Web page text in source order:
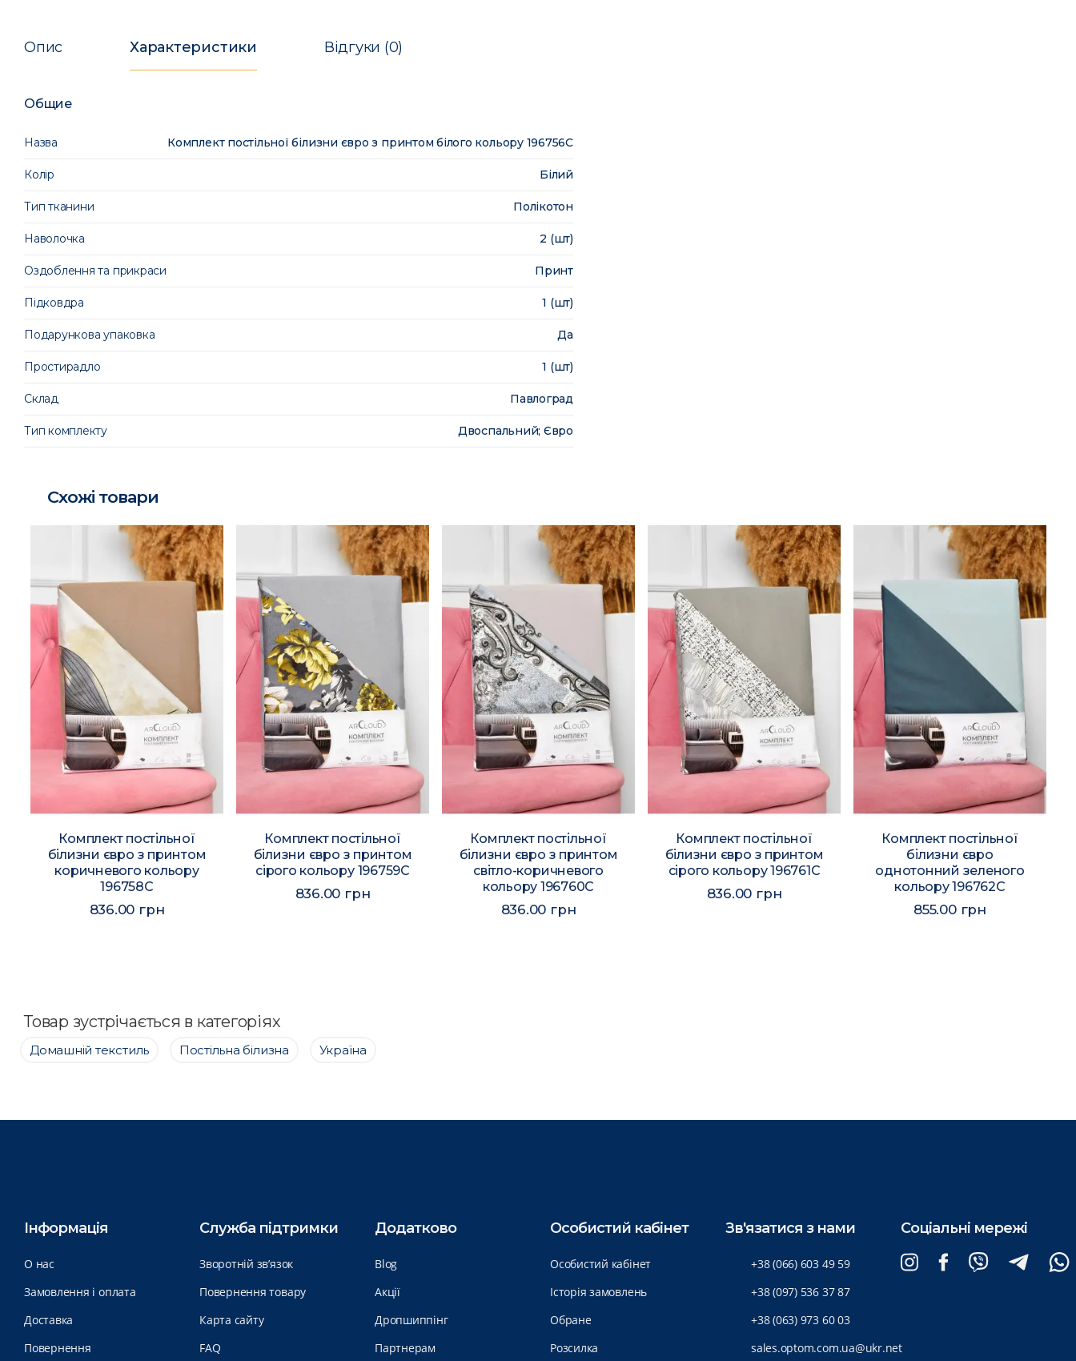
Опис Характеристики Відгуки (0)
Общие
Назва Комплект постільної білизни євро з принтом білого кольору 196756C
Колір Білий
Тип тканини Полікотон
Наволочка 2 (шт)
Оздоблення та прикраси Принт
Підковдра 1 (шт)
Подарункова упаковка Да
Простирадло 1 (шт)
Склад Павлоград
Тип комплекту Двоспальний; Євро
Схожі товари
Комплект постільної
білизни євро з принтом
коричневого кольору
196758C
836.00 грн
Комплект постільної
білизни євро з принтом
сірого кольору 196759C
836.00 грн
Комплект постільної
білизни євро з принтом
світло-коричневого
кольору 196760C
836.00 грн
Комплект постільної
білизни євро з принтом
сірого кольору 196761C
836.00 грн
Комплект постільної
білизни євро
однотонний зеленого
кольору 196762C
855.00 грн
Товар зустрічається в категоріях
Домашній текстиль Постільна білизна Україна
Інформація
О нас
Замовлення і оплата
Доставка
Повернення
Служба підтримки
Зворотній зв’язок
Повернення товару
Карта сайту
FAQ
Додатково
Blog
Акції
Дропшиппінг
Партнерам
Особистий кабінет
Особистий кабінет
Історія замовлень
Обране
Розсилка
Зв'язатися з нами
+38 (066) 603 49 59
+38 (097) 536 37 87
+38 (063) 973 60 03
sales.optom.com.ua@ukr.net
Соціальні мережі